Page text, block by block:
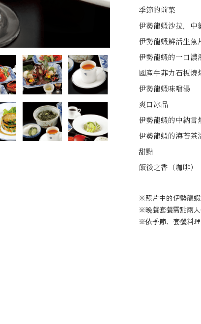
季節的前菜
伊勢龍蝦沙拉，中
伊勢龍蝦鮮活生魚
伊勢龍蝦的一口濃
國產牛菲力石板燒
伊勢龍蝦味噌湯
爽口冰品
伊勢龍蝦的中納
伊勢龍蝦的海苔茶
甜點
飯後之香（咖啡）
※照片中的伊勢龍蝦
※晚餐套餐需點兩人
※依季節、套餐料理